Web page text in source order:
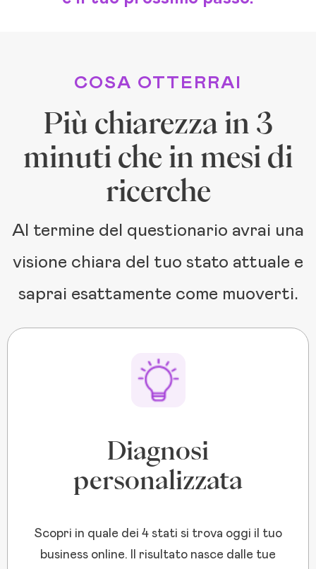
COSA OTTERRAI
Più chiarezza in 3
minuti che in mesi di
ricerche
Al termine del questionario avrai una
visione chiara del tuo stato attuale e
saprai esattamente come muoverti.
Diagnosi
personalizzata
Scopri in quale dei 4 stati si trova oggi il tuo
business online. Il risultato nasce dalle tue